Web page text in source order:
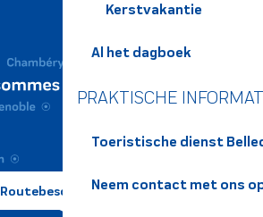
Kerstvakantie
Al het dagboek
PRAKTISCHE
Toeristische dienst
Neem contact met ons
Routebeschrijving ?